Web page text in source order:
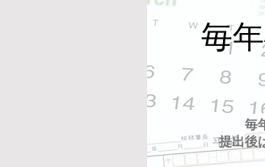
毎
毎
提出後